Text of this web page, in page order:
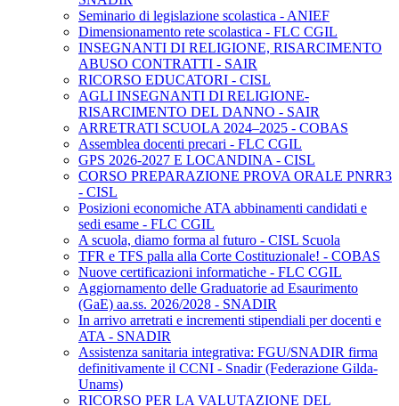
Seminario di legislazione scolastica - ANIEF
Dimensionamento rete scolastica - FLC CGIL
INSEGNANTI DI RELIGIONE, RISARCIMENTO
ABUSO CONTRATTI - SAIR
RICORSO EDUCATORI - CISL
AGLI INSEGNANTI DI RELIGIONE-
RISARCIMENTO DEL DANNO - SAIR
ARRETRATI SCUOLA 2024–2025 - COBAS
Assemblea docenti precari - FLC CGIL
GPS 2026-2027 E LOCANDINA - CISL
CORSO PREPARAZIONE PROVA ORALE PNRR3
- CISL
Posizioni economiche ATA abbinamenti candidati e
sedi esame - FLC CGIL
A scuola, diamo forma al futuro - CISL Scuola
TFR e TFS palla alla Corte Costituzionale! - COBAS
Nuove certificazioni informatiche - FLC CGIL
Aggiornamento delle Graduatorie ad Esaurimento
(GaE) aa.ss. 2026/2028 - SNADIR
In arrivo arretrati e incrementi stipendiali per docenti e
ATA - SNADIR
Assistenza sanitaria integrativa: FGU/SNADIR firma
definitivamente il CCNI - Snadir (Federazione Gilda-
Unams)
RICORSO PER LA VALUTAZIONE DEL